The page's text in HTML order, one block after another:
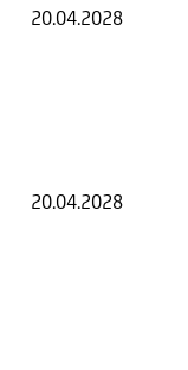
20.04.2028
20.04.2028